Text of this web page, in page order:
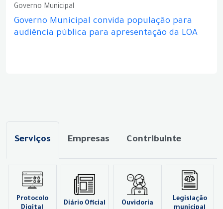
Governo Municipal
Governo Municipal convida população para
audiência pública para apresentação da LOA
Serviços Empresas Contribuinte
Protocolo
Diário Oficial Ouvidoria
Legislação